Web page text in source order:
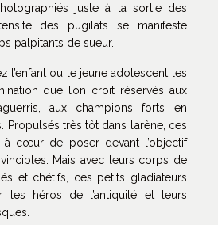
juste à la sortie des
des pugilats se manifeste
palpitants de sueur.
l’enfant ou le jeune adolescent les
que l’on croit réservés aux
aux champions forts en
Propulsés très tôt dans l’arène, ces
à cœur de poser devant l’objectif
Mais avec leurs corps de
et chétifs, ces petits gladiateurs
les héros de l’antiquité et leurs